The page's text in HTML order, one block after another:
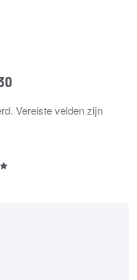
Vereiste velden zijn